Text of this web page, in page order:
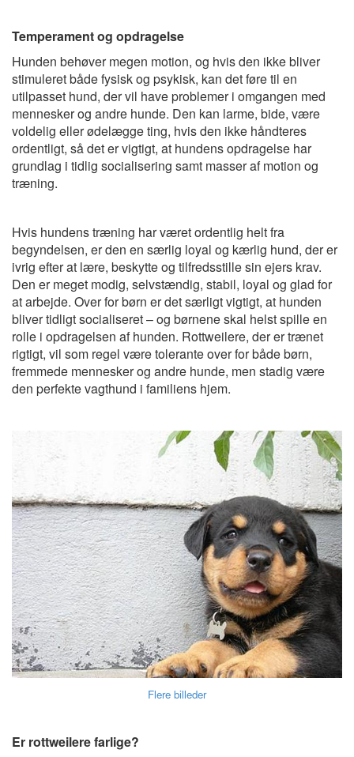
Temperament og opdragelse
Hunden behøver megen motion, og hvis den ikke bliver
stimuleret både fysisk og psykisk, kan det føre til en
utilpasset hund, der vil have problemer i omgangen med
mennesker og andre hunde. Den kan larme, bide, være
voldelig eller ødelægge ting, hvis den ikke håndteres
ordentligt, så det er vigtigt, at hundens opdragelse har
grundlag i tidlig socialisering samt masser af motion og
træning.
Hvis hundens træning har været ordentlig helt fra
begyndelsen, er den en særlig loyal og kærlig hund, der er
ivrig efter at lære, beskytte og tilfredsstille sin ejers krav.
Den er meget modig, selvstændig, stabil, loyal og glad for
at arbejde. Over for børn er det særligt vigtigt, at hunden
bliver tidligt socialiseret – og børnene skal helst spille en
rolle i opdragelsen af hunden. Rottweilere, der er trænet
rigtigt, vil som regel være tolerante over for både børn,
fremmede mennesker og andre hunde, men stadig være
den perfekte vagthund i familiens hjem.
Flere billeder
Er rottweilere farlige?